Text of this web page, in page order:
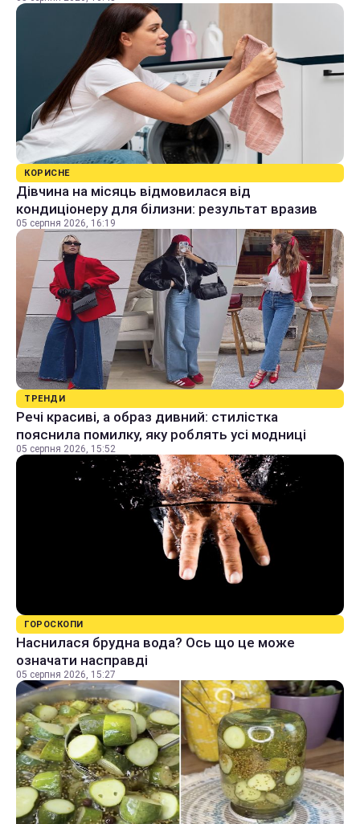
КОРИСНЕ
Дівчина на місяць відмовилася від
кондиціонеру для білизни: результат вразив
05 серпня 2026, 16:19
ТРЕНДИ
Речі красиві, а образ дивний: стилістка
пояснила помилку, яку роблять усі модниці
05 серпня 2026, 15:52
ГОРОСКОПИ
Наснилася брудна вода? Ось що це може
означати насправді
05 серпня 2026, 15:27